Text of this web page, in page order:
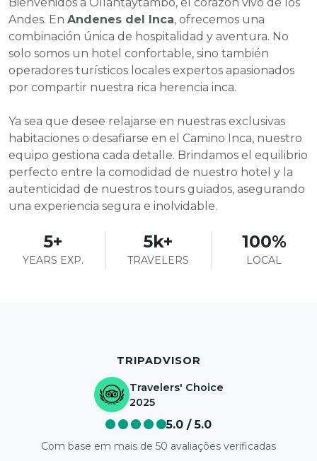
Andes. En Andenes del Inca, ofrecemos una
combinación única de hospitalidad y aventura. No
solo somos un hotel confortable, sino también
operadores turísticos locales expertos apasionados
por compartir nuestra rica herencia inca.
Ya sea que desee relajarse en nuestras exclusivas
habitaciones o desafiarse en el Camino Inca, nuestro
equipo gestiona cada detalle. Brindamos el equilibrio
perfecto entre la comodidad de nuestro hotel y la
autenticidad de nuestros tours guiados, asegurando
una experiencia segura e inolvidable.
5+
YEARS EXP.
5k+
TRAVELERS
100%
LOCAL
TRIPADVISOR
Travelers' Choice
2025
5.0 / 5.0
Com base em mais de 50 avaliações verificadas